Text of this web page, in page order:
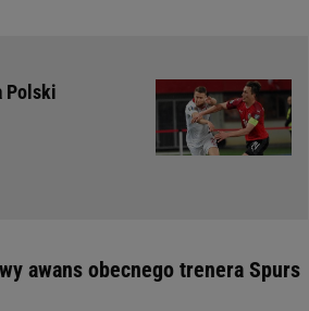
Polski
awans obecnego trenera Spurs